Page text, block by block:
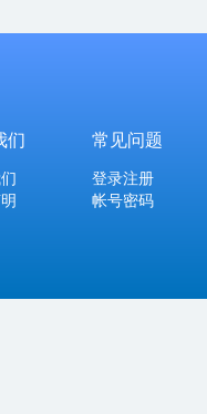
们 常见问题
登录注册
帐号密码